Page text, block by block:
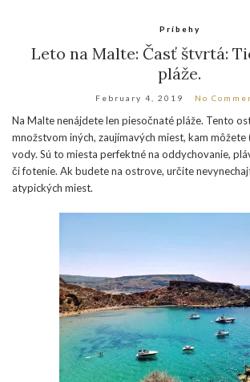
Príbehy
Leto na Malte: Časť štvrtá:
pláže.
February 4, 2019 No
Na Malte nenájdete len piesočnaté pláže. Tento
množstvom iných, zaujímavých miest, kam
vody. Sú to miesta perfektné na oddychovanie,
či fotenie. Ak budete na ostrove, určite
atypických miest.